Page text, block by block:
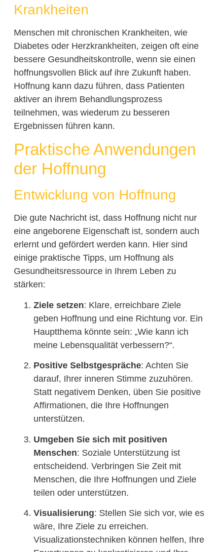
Krankheiten
Menschen mit chronischen Krankheiten, wie
Diabetes oder Herzkrankheiten, zeigen oft eine
bessere Gesundheitskontrolle, wenn sie einen
hoffnungsvollen Blick auf ihre Zukunft haben.
Hoffnung kann dazu führen, dass Patienten
aktiver an ihrem Behandlungsprozess
teilnehmen, was wiederum zu besseren
Ergebnissen führen kann.
Praktische Anwendungen
der Hoffnung
Entwicklung von Hoffnung
Die gute Nachricht ist, dass Hoffnung nicht nur
eine angeborene Eigenschaft ist, sondern auch
erlernt und gefördert werden kann. Hier sind
einige praktische Tipps, um Hoffnung als
Gesundheitsressource in Ihrem Leben zu
stärken:
Ziele setzen: Klare, erreichbare Ziele
geben Hoffnung und eine Richtung vor. Ein
Hauptthema könnte sein: „Wie kann ich
meine Lebensqualität verbessern?“.
Positive Selbstgespräche: Achten Sie
darauf, Ihrer inneren Stimme zuzuhören.
Statt negativem Denken, üben Sie positive
Affirmationen, die Ihre Hoffnungen
unterstützen.
Umgeben Sie sich mit positiven
Menschen: Soziale Unterstützung ist
entscheidend. Verbringen Sie Zeit mit
Menschen, die Ihre Hoffnungen und Ziele
teilen oder unterstützen.
Visualisierung: Stellen Sie sich vor, wie es
wäre, Ihre Ziele zu erreichen.
Visualizationstechniken können helfen, Ihre